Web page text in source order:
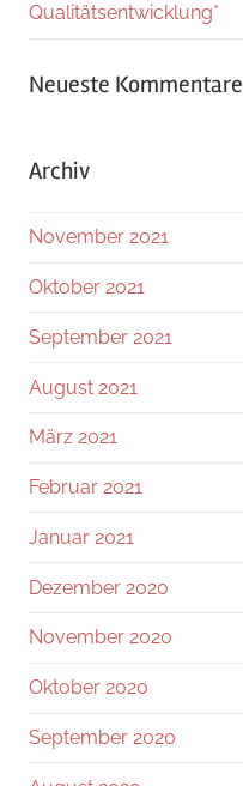
Qualitätsentwicklung*
Neueste Kommentare
Archiv
November 2021
Oktober 2021
September 2021
August 2021
März 2021
Februar 2021
Januar 2021
Dezember 2020
November 2020
Oktober 2020
September 2020